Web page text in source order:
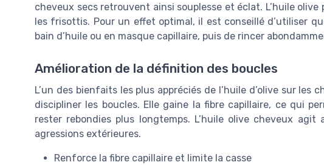
cheveux secs retrouvent ainsi souplesse et éclat. L’huile
les frisottis. Pour un effet optimal, il est conseillé d’utiliser
bain d’huile ou en masque capillaire, puis de rincer
Amélioration de la définition des boucles
L’un des bienfaits les plus appréciés de l’huile d’olive sur
discipliner les boucles. Elle gaine la fibre capillaire, ce qui
rester rebondies plus longtemps. L’huile olive cheveux
agressions extérieures.
Renforce la fibre capillaire et limite la casse